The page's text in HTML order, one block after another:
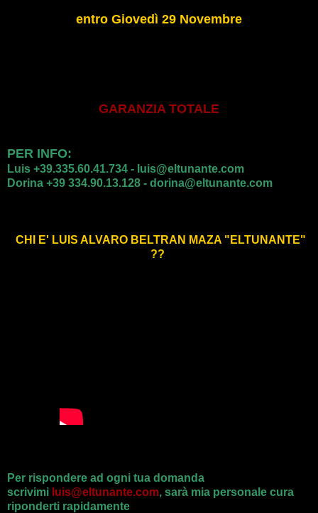
entro Giovedì 29 Novembre
GARANZIA TOTALE
PER INFO:
Luis +39.335.60.41.734 - luis@eltunante.com
Dorina +39 334.90.13.128 - dorina@eltunante.com
CHI E' LUIS ALVARO BELTRAN MAZA "ELTUNANTE"
??
Per rispondere ad ogni tua domanda
scrivimi luis@eltunante.com, sarà mia personale cura
riponderti rapidamente